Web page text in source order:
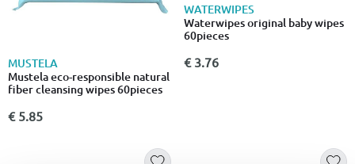
MUSTELA
Mustela eco-responsible natural
fiber cleansing wipes 60pieces
€ 5.85
WATERWIPES
Waterwipes original baby wipes
60pieces
€ 3.76